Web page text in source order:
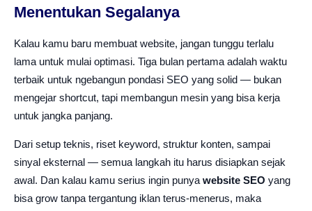
Menentukan Segalanya
Kalau kamu baru membuat website, jangan tunggu terlalu
lama untuk mulai optimasi. Tiga bulan pertama adalah waktu
terbaik untuk ngebangun pondasi SEO yang solid — bukan
mengejar shortcut, tapi membangun mesin yang bisa kerja
untuk jangka panjang.
Dari setup teknis, riset keyword, struktur konten, sampai
sinyal eksternal — semua langkah itu harus disiapkan sejak
awal. Dan kalau kamu serius ingin punya website SEO yang
bisa grow tanpa tergantung iklan terus-menerus, maka